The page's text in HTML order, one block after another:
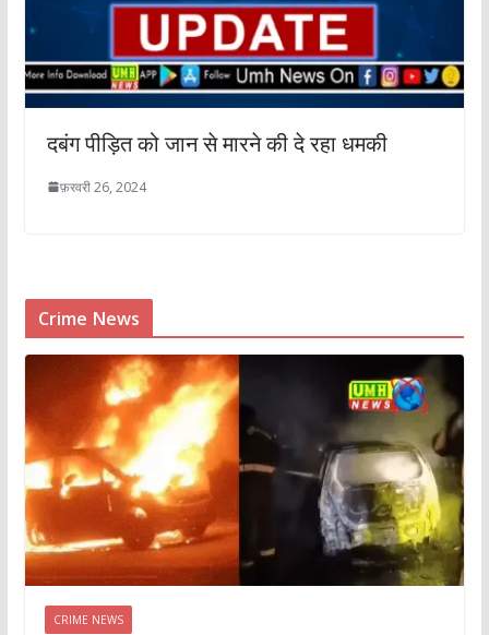
दबंग पीड़ित को जान से मारने की दे रहा धमकी
फ़रवरी 26, 2024
Crime News
CRIME NEWS